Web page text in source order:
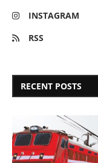
INSTAGRAM
RSS
RECENT POSTS